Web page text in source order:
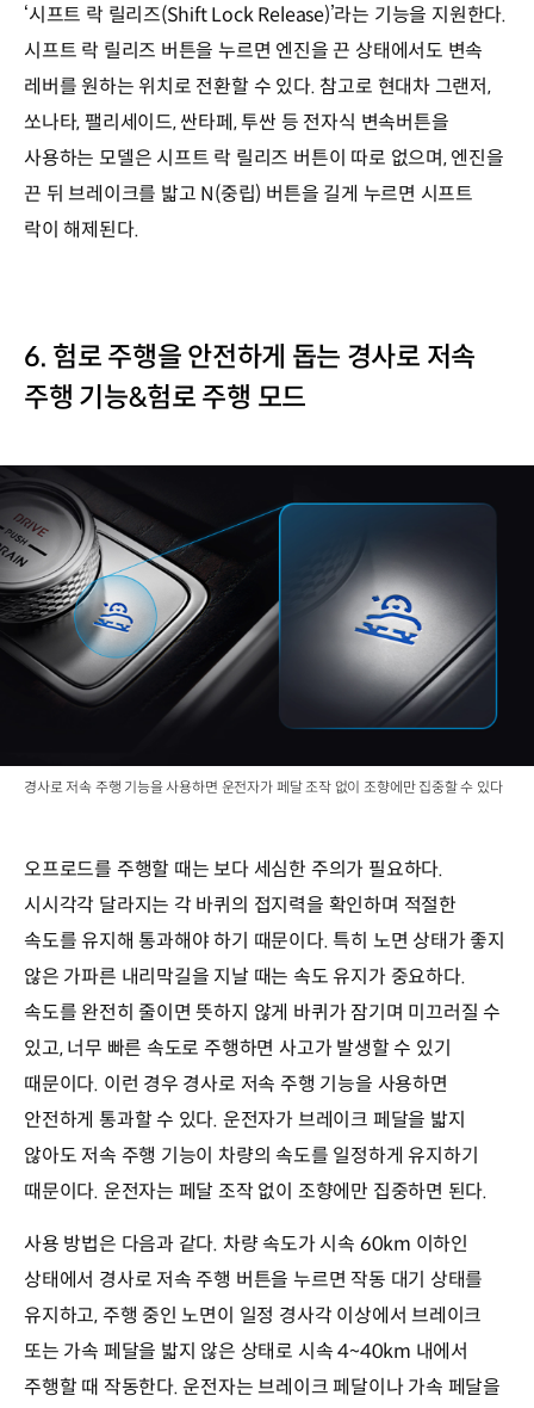
‘시프트 락 릴리즈(Shift Lock Release)’라는 기능을 지원한다.
시프트 락 릴리즈 버튼을 누르면 엔진을 끈 상태에서도 변속
레버를 원하는 위치로 전환할 수 있다. 참고로 현대차 그랜저,
쏘나타, 팰리세이드, 싼타페, 투싼 등 전자식 변속버튼을
사용하는 모델은 시프트 락 릴리즈 버튼이 따로 없으며, 엔진을
끈 뒤 브레이크를 밟고 N(중립) 버튼을 길게 누르면 시프트
락이 해제된다.
6. 험로 주행을 안전하게 돕는 경사로 저속
주행 기능&험로 주행 모드
경사로 저속 주행 기능을 사용하면 운전자가 페달 조작 없이 조향에만 집중할 수 있다
오프로드를 주행할 때는 보다 세심한 주의가 필요하다.
시시각각 달라지는 각 바퀴의 접지력을 확인하며 적절한
속도를 유지해 통과해야 하기 때문이다. 특히 노면 상태가 좋지
않은 가파른 내리막길을 지날 때는 속도 유지가 중요하다.
속도를 완전히 줄이면 뜻하지 않게 바퀴가 잠기며 미끄러질 수
있고, 너무 빠른 속도로 주행하면 사고가 발생할 수 있기
때문이다. 이런 경우 경사로 저속 주행 기능을 사용하면
안전하게 통과할 수 있다. 운전자가 브레이크 페달을 밟지
않아도 저속 주행 기능이 차량의 속도를 일정하게 유지하기
때문이다. 운전자는 페달 조작 없이 조향에만 집중하면 된다.
사용 방법은 다음과 같다. 차량 속도가 시속 60km 이하인
상태에서 경사로 저속 주행 버튼을 누르면 작동 대기 상태를
유지하고, 주행 중인 노면이 일정 경사각 이상에서 브레이크
또는 가속 페달을 밟지 않은 상태로 시속 4~40km 내에서
주행할 때 작동한다. 운전자는 브레이크 페달이나 가속 페달을